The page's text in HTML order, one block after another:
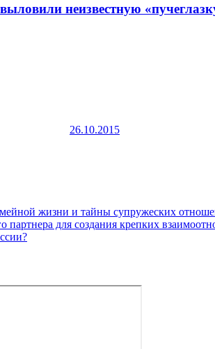
неизвестную
26.10.2015
жизни и тайны супружеских
партнера для создания крепких